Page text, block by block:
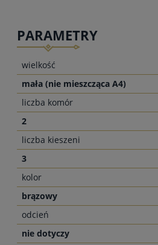
PARAMETRY
wielkość
mała (nie mieszcząca A4)
liczba komór
2
liczba kieszeni
3
kolor
brązowy
odcień
nie dotyczy